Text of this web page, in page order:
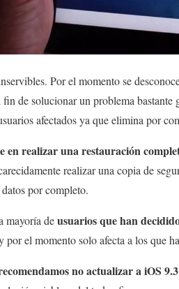
Por el momento se
de solucionar un problema
afectados ya que elimina por
en realizar una restauración
realizar una copia de
por completo.
mayoría deusuarios que han
por el momento solo afecta a los que
no actualizar a iOS